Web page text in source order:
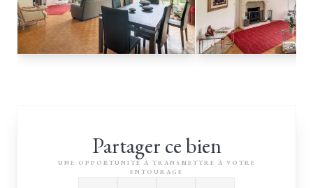
Partager ce bien
UNE OPPORTUNITÉ À TRANSMETTRE À VOTRE
ENTOURAGE